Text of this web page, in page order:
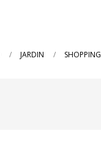
JARDIN SHOPPING